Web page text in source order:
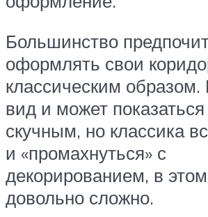
Большинство
оформлять свои
классическим образом.
вид и может показаться
скучным, но классика
и «промахнуться» с
декорированием, в
довольно сложно.